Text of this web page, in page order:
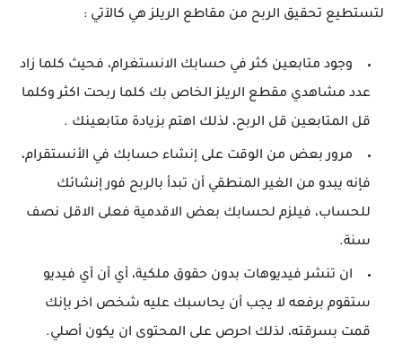
لتستطيع تحقيق الربح من مقاطع الريلز هي كالآتي :
وجود متابعين كثر في حسابك الانستغرام، فحيث كلما زاد
عدد مشاهدي مقطع الريلز الخاص بك كلما ربحت اكثر وكلما
قل المتابعين قل الربح، لذلك اهتم بزيادة متابعينك .
مرور بعض من الوقت على إنشاء حسابك في الأنستقرام،
فإنه يبدو من الغير المنطقي أن تبدأ بالربح فور إنشائك
للحساب، فيلزم لحسابك بعض الاقدمية فعلى الاقل نصف
سنة.
ان تنشر فيديوهات بدون حقوق ملكية، أي أن أي فيديو
ستقوم برفعه لا يجب أن يحاسبك عليه شخص اخر بإنك
قمت بسرقته، لذلك احرص على المحتوى ان يكون أصلي.